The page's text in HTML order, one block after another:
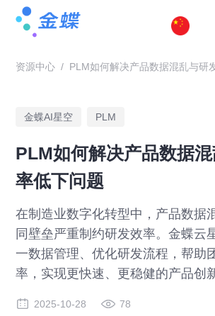
资源中心 / PLM如何解决产品数据混乱与研
金蝶AI星空 PLM
PLM如何解决产品数据
率低下问题
在制造业数字化转型中，产品数据
同壁垒严重制约研发效率。金蝶云
一数据管理、优化研发流程，帮助
率，实现更快速、更稳健的产品创
2025-10-28 78